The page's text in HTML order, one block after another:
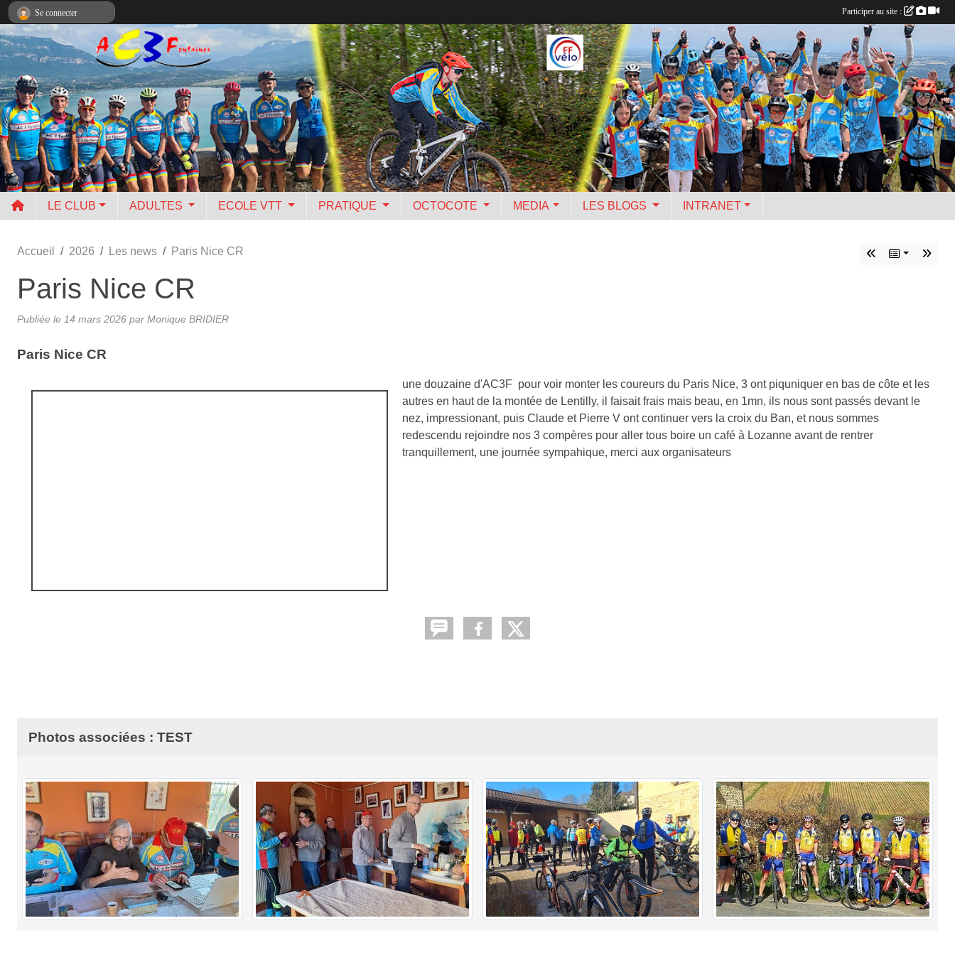
LE CLUB ADULTES ECOLE VTT PRATIQUE OCTOCOTE MEDIA LES BLOGS INTRANET
Accueil 2026 Les news Paris Nice CR
Paris Nice CR
Publiée le 14 mars 2026 par Monique BRIDIER
Paris Nice CR
une douzaine d'AC3F pour voir monter les coureurs du Paris Nice, 3 ont piquniquer en bas de côte et les
autres en haut de la montée de Lentilly, il faisait frais mais beau, en 1mn, ils nous sont passés devant le
nez, impressionant, puis Claude et Pierre V ont continuer vers la croix du Ban, et nous sommes
redescendu rejoindre nos 3 compères pour aller tous boire un café à Lozanne avant de rentrer
tranquillement, une journée sympahique, merci aux organisateurs
Photos associées : TEST
Se connecter Participer au site :
Panneau de gestion des cookies